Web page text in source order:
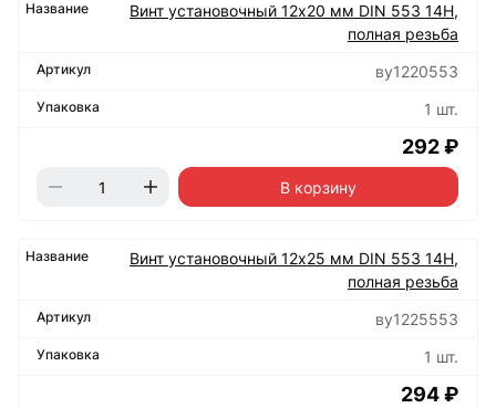
Винт установочный 12х20 мм DIN 553 14Н,
полная резьба
ву1220553
1 шт.
292 ₽
В корзину
Винт установочный 12х25 мм DIN 553 14Н,
полная резьба
ву1225553
1 шт.
294 ₽